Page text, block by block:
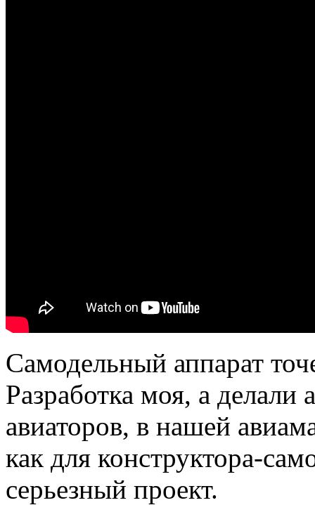
Самодельный аппарат
Разработка моя, а делали
авиаторов, в нашей
как для конструктора-
серьезный проект.